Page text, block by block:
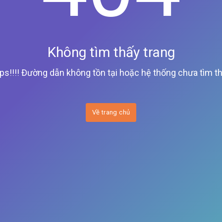
Không tìm thấy trang
Đường dẫn không tồn tại hoặc hệ thống chưa tìm
Về trang chủ